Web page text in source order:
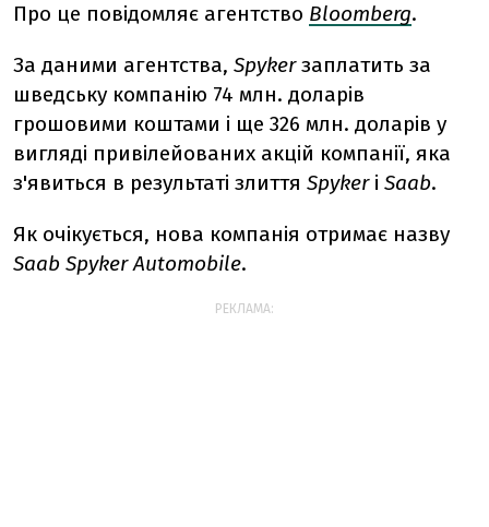
Про це повідомляє агентство Bloomberg.
За даними агентства, Spykerзаплатить за
шведську компанію 74 млн. доларів
грошовими коштами і ще 326 млн. доларів у
вигляді привілейованих акцій компанії, яка
з'явиться в результаті злиття Spykerі Saab.
Як очікується, нова компанія отримає назву
Saab Spyker Automobile.
РЕКЛАМА: